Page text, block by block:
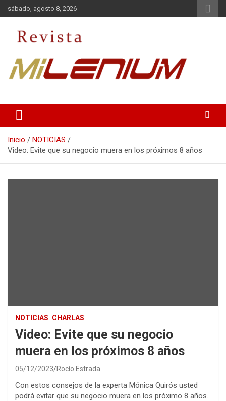
Saltar
al
sábado, agosto 8, 2026
Inicio
NOTICIAS
Video: Evite que su negocio muera en los próximos 8 años
NOTICIAS CHARLAS
Video: Evite que su negocio
muera en los próximos 8 años
05/12/2023 Rocío Estrada
Con estos consejos de la experta Mónica Quirós usted
podrá evitar que su negocio muera en los próximo 8 años.